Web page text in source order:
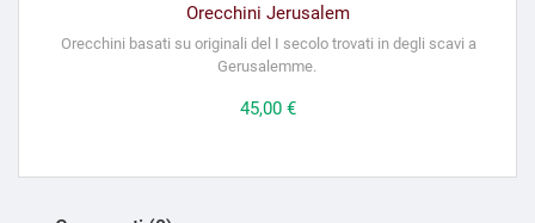
Orecchini Jerusalem
Orecchini basati su originali del I secolo trovati in degli scavi a
Gerusalemme.
Prezzo
45,00 €